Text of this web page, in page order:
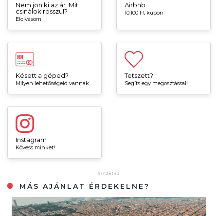
Nem jön ki az ár. Mit
csinálok rosszul?
Elolvasom
Airbnb
10.100 Ft kupon
Késett a géped?
Milyen lehetőségeid vannak
Tetszett?
Segíts egy megosztással!
Instagram
Kövess minket!
MÁS AJÁNLAT ÉRDEKELNE?